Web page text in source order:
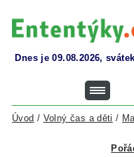
Dnes je 09.08.2026,
Úvod / Volný čas a děti /